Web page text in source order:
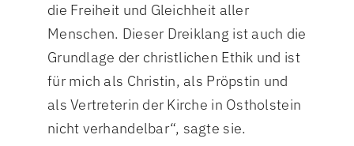
die Freiheit und Gleichheit aller
Menschen. Dieser Dreiklang ist auch die
Grundlage der christlichen Ethik und ist
für mich als Christin, als Pröpstin und
als Vertreterin der Kirche in Ostholstein
nicht verhandelbar“, sagte sie.